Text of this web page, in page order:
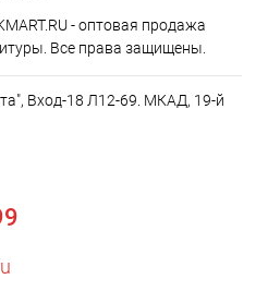
- оптовая продажа
Все права защищены.
Вход-18 Л12-69. МКАД, 19-й